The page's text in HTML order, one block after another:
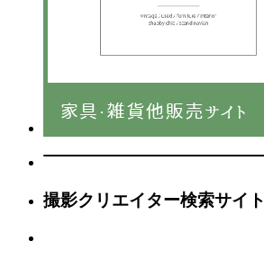
撮影クリエイター検索サイト